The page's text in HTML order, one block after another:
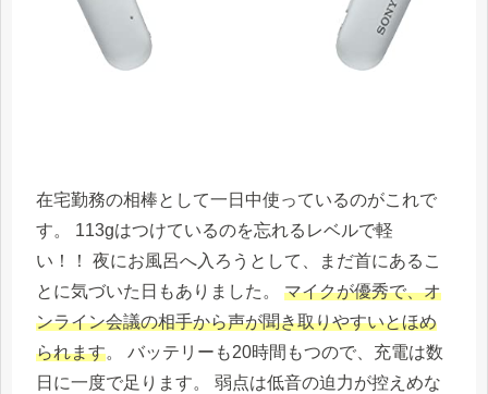
在宅勤務の相棒として一日中使っているのがこれで
す。 113gはつけているのを忘れるレベルで軽
い！！ 夜にお風呂へ入ろうとして、まだ首にあるこ
とに気づいた日もありました。 マイクが優秀で、オ
ンライン会議の相手から声が聞き取りやすいとほめ
られます。 バッテリーも20時間もつので、充電は数
日に一度で足ります。 弱点は低音の迫力が控えめな